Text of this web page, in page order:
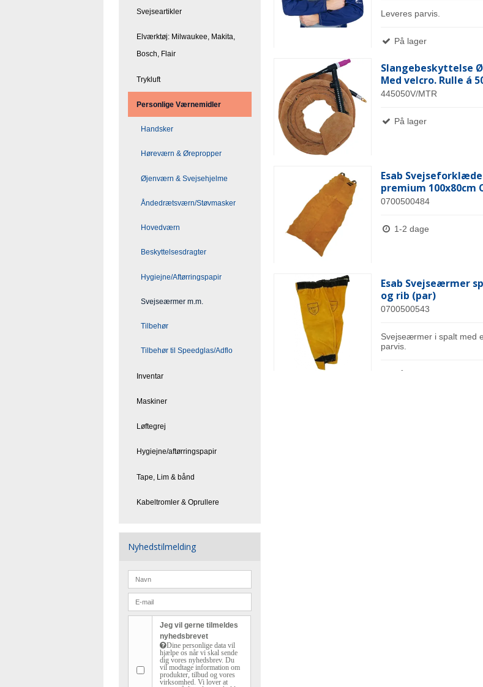
Svejseartikler
Elværktøj: Milwaukee, Makita,
Bosch, Flair
Trykluft
Personlige Værnemidler
Handsker
Høreværn & Ørepropper
Øjenværn & Svejsehjelme
Åndedrætsværn/Støvmasker
Hovedværn
Beskyttelsesdragter
Hygiejne/Aftørringspapir
Svejseærmer m.m.
Tilbehør
Tilbehør til Speedglas/Adflo
Inventar
Maskiner
Løftegrej
Hygiejne/aftørringspapir
Tape, Lim & bånd
Kabeltromler & Oprullere
Nyhedstilmelding
Jeg vil gerne tilmeldes
nyhedsbrevet
Dine personlige data vil
hjælpe os når vi skal sende
dig vores nyhedsbrev. Du
vil modtage information om
produkter, tilbud og vores
virksomhed. Vi lover at
Leveres parvis.
På lager
Slangebeskyttelse
Med velcro. Rulle á
445050V/MTR
På lager
Esab
premium 100x80cm
0700500484
1-2 dage
Esab Svejseærmer
og rib (par)
0700500543
Svejseærmer i spalt med
parvis.
På lager